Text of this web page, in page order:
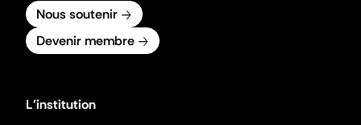
Nous soutenir
Devenir membre
L'institution